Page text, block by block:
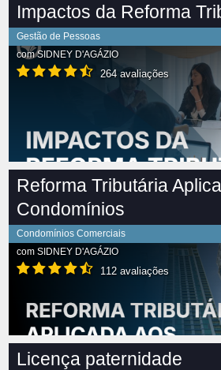
Impactos da Reforma
Gestão de Pessoas
comSIDNEY D'AGÁZIO
264 avaliações
Reforma Tributária
Condomínios
Condomínios Comerciais
com SIDNEY D'AGÁZIO
112 avaliações
Licença paternidade